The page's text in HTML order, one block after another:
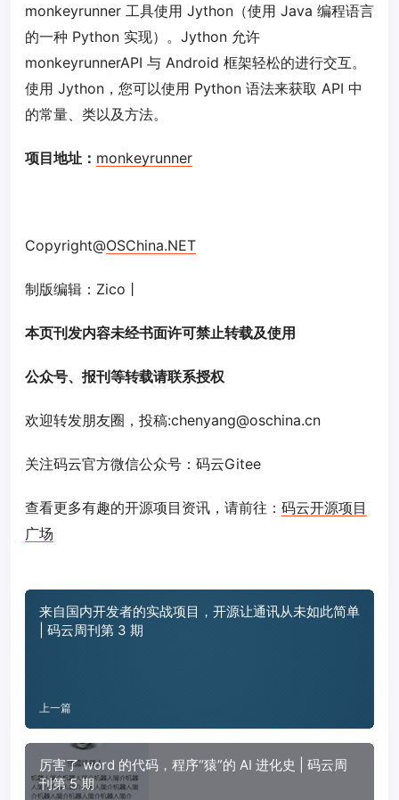
monkeyrunner 工具使用 Jython（使用 Java 编程语言
的一种 Python 实现）。Jython 允许
monkeyrunnerAPI 与 Android 框架轻松的进行交互。
使用 Jython，您可以使用 Python 语法来获取 API 中
的常量、类以及方法。
项目地址： monkeyrunner
Copyright@OSChina.NET
制版编辑：Zico丨
本页刊发内容未经书面许可禁止转载及使用
公众号、报刊等转载请联系授权
欢迎转发朋友圈，投稿:chenyang@oschina.cn
关注码云官方微信公众号：码云Gitee
查看更多有趣的开源项目资讯，请前往： 码云开源项目
广场
来自国内开发者的实战项目，开源让通讯从未如此简单
| 码云周刊第 3 期
上一篇
厉害了 word 的代码，程序“猿”的 AI 进化史 | 码云周
刊第 5 期